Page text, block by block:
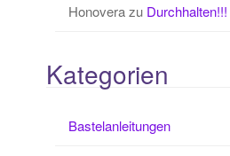
Honoverazu Durchhalten!!!
Kategorien
Bastelanleitungen